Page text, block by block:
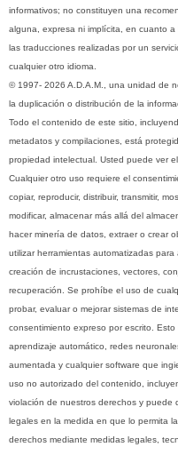
informativos; no constituyen una
alguna, expresa ni implícita, en cuanto
las traducciones realizadas por un
cualquier otro idioma.
© 1997- 2026 A.D.A.M., una unidad de
la duplicación o distribución de la
Todo el contenido de este sitio,
metadatos y compilaciones, está
propiedad intelectual. Usted puede ver
Cualquier otro uso requiere el
copiar, reproducir, distribuir, transmitir,
modificar, almacenar más allá del
hacer minería de datos, extraer o crear
utilizar herramientas automatizadas
creación de incrustaciones, vectores,
recuperación. Se prohíbe el uso de
probar, evaluar o mejorar sistemas de
consentimiento expreso por escrito.
aprendizaje automático, redes
aumentada y cualquier software que
uso no autorizado del contenido,
violación de nuestros derechos y puede
legales en la medida en que lo permita
derechos mediante medidas legales,